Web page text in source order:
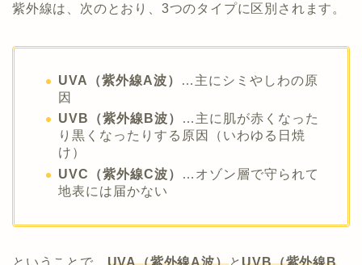
紫外線は、次のとおり、3つのタイプに区別されます。
UVA（紫外線A波）
…主にシミやしわの原
因
UVB（紫外線B波）
…主に肌が赤くなった
り黒くなったりする原因（いわゆる日焼
け）
UVC（紫外線C波）
…オゾン層で守られて
地表には届かない
ということで、 UVA（紫外線A波）とUVB（紫外線B